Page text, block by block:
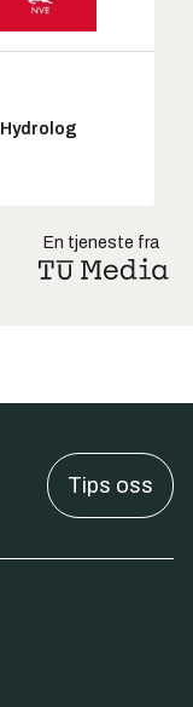
Hydrolog
En tjeneste fra
Tips oss